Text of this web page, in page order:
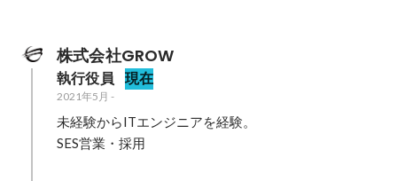
株式会社GROW
執行役員 現在
2021年5月 -
未経験からITエンジニアを経験。
SES営業・採用